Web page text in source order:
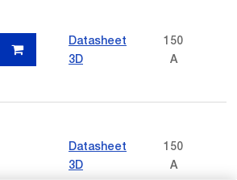
Datasheet
3D
150
A
Datasheet
3D
150
A